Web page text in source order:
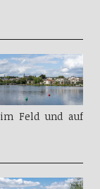
Feld und auf